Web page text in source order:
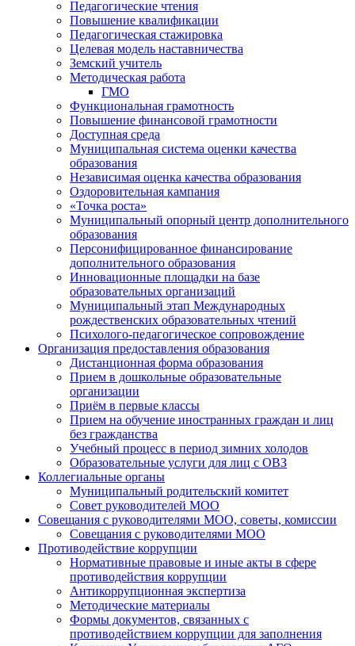
Педагогические чтения
Повышение квалификации
Педагогическая стажировка
Целевая модель наставничества
Земский учитель
Методическая работа
ГМО
Функциональная грамотность
Повышение финансовой грамотности
Доступная среда
Муниципальная система оценки качества
образования
Независимая оценка качества образования
Оздоровительная кампания
«Точка роста»
Муниципальный опорный центр дополнительного
образования
Персонифицированное финансирование
дополнительного образования
Инновационные площадки на базе
образовательных организаций
Муниципальный этап Международных
рождественских образовательных чтений
Психолого-педагогическое сопровождение
Организация предоставления образования
Дистанционная форма образования
Прием в дошкольные образовательные
организации
Приём в первые классы
Прием на обучение иностранных граждан и лиц
без гражданства
Учебный процесс в период зимних холодов
Образовательные услуги для лиц с ОВЗ
Коллегиальные органы
Муниципальный родительский комитет
Совет руководителей МОО
Совещания с руководителями МОО, советы, комиссии
Совещания с руководителями МОО
Противодействие коррупции
Нормативные правовые и иные акты в сфере
противодействия коррупции
Антикоррупционная экспертиза
Методические материалы
Формы документов, связанных с
противодействием коррупции для заполнения